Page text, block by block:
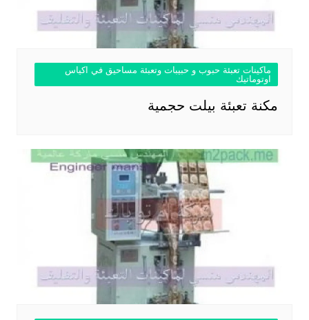
ماكينات تعبئة حبوب و حبيبات وتعبئة مساحيق في اكياس
اوتوماتيك
مكنة تعبئة بيلت حجمية